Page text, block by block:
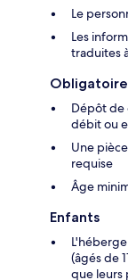
Le
Les
traduites
Obligatoire
Dépôt de
débit ou
Une
requise
Âge
Enfants
(âgés de
que leurs